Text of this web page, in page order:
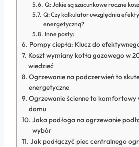
Q: Jakie są szacunkowe roczne
Q: Czy kalkulator uwzględnia
energetyczną?
Inne posty:
Pompy ciepła: Klucz do
Koszt wymiany kotła gazowego w
wiedzieć
Ogrzewanie na podczerwień to
energetyczne
Ogrzewanie ścienne to komfortowy
domu
Jaka podłoga na ogrzewanie
wybór
Jak podłączyć piec centralnego